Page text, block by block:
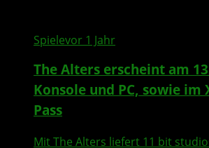
Spielevor 1 Jahr
The Alters erscheint am
Konsole und PC, sowie im
Pass
Mit The Alters liefert 11 bit